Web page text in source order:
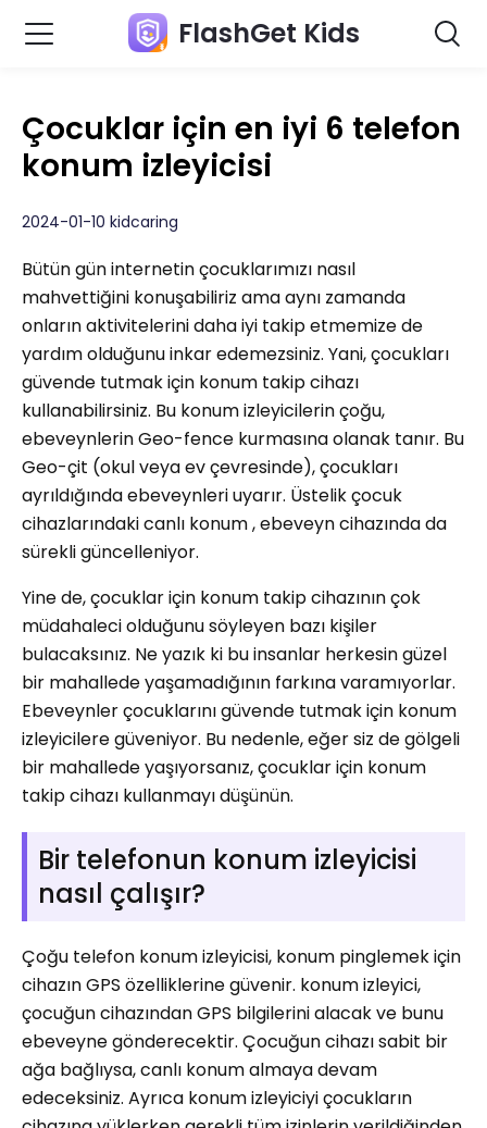
FlashGet Kids
Çocuklar için en iyi 6 telefon
konum izleyicisi
2024-01-10 kidcaring
Bütün gün internetin çocuklarımızı nasıl
mahvettiğini konuşabiliriz ama aynı zamanda
onların aktivitelerini daha iyi takip etmemize de
yardım olduğunu inkar edemezsiniz. Yani, çocukları
güvende tutmak için konum takip cihazı
kullanabilirsiniz. Bu konum izleyicilerin çoğu,
ebeveynlerin Geo-fence kurmasına olanak tanır. Bu
Geo-çit (okul veya ev çevresinde), çocukları
ayrıldığında ebeveynleri uyarır. Üstelik çocuk
cihazlarındaki canlı konum , ebeveyn cihazında da
sürekli güncelleniyor.
Yine de, çocuklar için konum takip cihazının çok
müdahaleci olduğunu söyleyen bazı kişiler
bulacaksınız. Ne yazık ki bu insanlar herkesin güzel
bir mahallede yaşamadığının farkına varamıyorlar.
Ebeveynler çocuklarını güvende tutmak için konum
izleyicilere güveniyor. Bu nedenle, eğer siz de gölgeli
bir mahallede yaşıyorsanız, çocuklar için konum
takip cihazı kullanmayı düşünün.
Bir telefonun konum izleyicisi
nasıl çalışır?
Çoğu telefon konum izleyicisi, konum pinglemek için
cihazın GPS özelliklerine güvenir. konum izleyici,
çocuğun cihazından GPS bilgilerini alacak ve bunu
ebeveyne gönderecektir. Çocuğun cihazı sabit bir
ağa bağlıysa, canlı konum almaya devam
edeceksiniz. Ayrıca konum izleyiciyi çocukların